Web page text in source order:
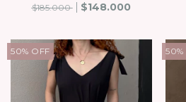
$185.000 $148.000
50% OFF 50%